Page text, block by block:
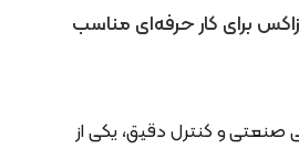
برای کار حرفه‌ای مناسب
صنعتی و کنترل دقیق، یکی از